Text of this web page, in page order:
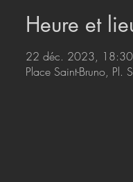
Heure et
22 déc. 2023,
Place Saint-Bruno, Pl.